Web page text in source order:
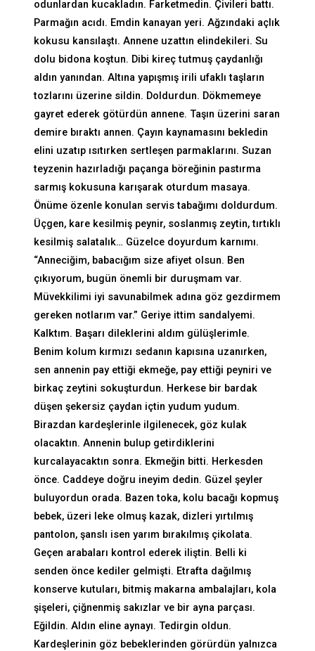
odunlardan kucakladın. Farketmedin. Çivileri battı.
Parmağın acıdı. Emdin kanayan yeri. Ağzındaki açlık
kokusu kansılaştı. Annene uzattın elindekileri. Su
dolu bidona koştun. Dibi kireç tutmuş çaydanlığı
aldın yanından. Altına yapışmış irili ufaklı taşların
tozlarını üzerine sildin. Doldurdun. Dökmemeye
gayret ederek götürdün annene. Taşın üzerini saran
demire bıraktı annen. Çayın kaynamasını bekledin
elini uzatıp ısıtırken sertleşen parmaklarını. Suzan
teyzenin hazırladığı paçanga böreğinin pastırma
sarmış kokusuna karışarak oturdum masaya.
Önüme özenle konulan servis tabağımı doldurdum.
Üçgen, kare kesilmiş peynir, soslanmış zeytin, tırtıklı
kesilmiş salatalık… Güzelce doyurdum karnımı.
“Anneciğim, babacığım size afiyet olsun. Ben
çıkıyorum, bugün önemli bir duruşmam var.
Müvekkilimi iyi savunabilmek adına göz gezdirmem
gereken notlarım var.” Geriye ittim sandalyemi.
Kalktım. Başarı dileklerini aldım gülüşlerimle.
Benim kolum kırmızı sedanın kapısına uzanırken,
sen annenin pay ettiği ekmeğe, pay ettiği peyniri ve
birkaç zeytini sokuşturdun. Herkese bir bardak
düşen şekersiz çaydan içtin yudum yudum.
Birazdan kardeşlerinle ilgilenecek, göz kulak
olacaktın. Annenin bulup getirdiklerini
kurcalayacaktın sonra. Ekmeğin bitti. Herkesden
önce. Caddeye doğru ineyim dedin. Güzel şeyler
buluyordun orada. Bazen toka, kolu bacağı kopmuş
bebek, üzeri leke olmuş kazak, dizleri yırtılmış
pantolon, şanslı isen yarım bırakılmış çikolata.
Geçen arabaları kontrol ederek iliştin. Belli ki
senden önce kediler gelmişti. Etrafta dağılmış
konserve kutuları, bitmiş makarna ambalajları, kola
şişeleri, çiğnenmiş sakızlar ve bir ayna parçası.
Eğildin. Aldın eline aynayı. Tedirgin oldun.
Kardeşlerinin göz bebeklerinden görürdün yalnızca